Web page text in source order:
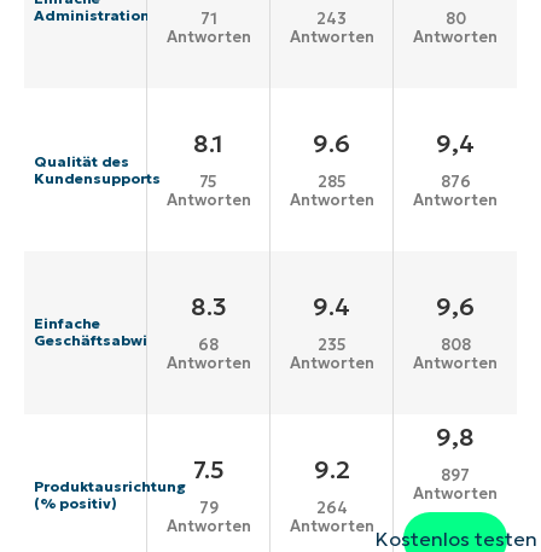
Administration
71
Antworten
243
Antworten
80
Antworten
Qualität des
Kundensupports
8.1
75
Antworten
9.6
285
Antworten
9,4
876
Antworten
Einfache
Geschäftsabwicklung
8.3
68
Antworten
9.4
235
Antworten
9,6
808
Antworten
Produktausrichtung
(% positiv)
7.5
79
Antworten
9.2
264
Antworten
9,8
897
Antworten
Kostenlos testen